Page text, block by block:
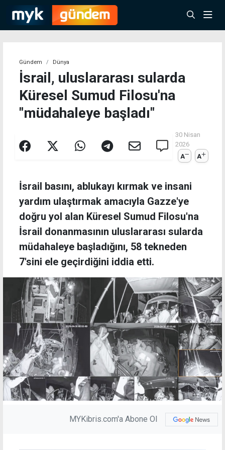
Gündem Dünya
İsrail, uluslararası sularda
Küresel Sumud Filosu'na
"müdahaleye başladı"
30 Nisan
2026
A
A
İsrail basını, ablukayı kırmak ve insani
yardım ulaştırmak amacıyla Gazze'ye
doğru yol alan Küresel Sumud Filosu'na
İsrail donanmasının uluslararası sularda
müdahaleye başladığını, 58 tekneden
7'sini ele geçirdiğini iddia etti.
MYKibris.com'a Abone Ol